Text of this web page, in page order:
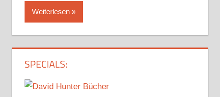
Weiterlesen
SPECIALS: